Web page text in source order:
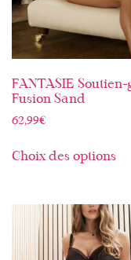
FANTASIE Soutien-
Fusion Sand
62,99€
Choix des options